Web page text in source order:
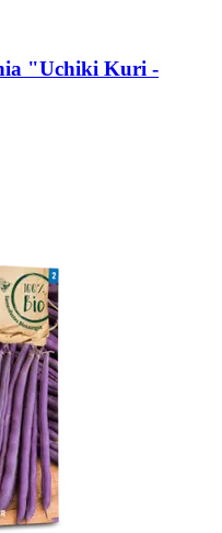
"Uchiki Kuri -​